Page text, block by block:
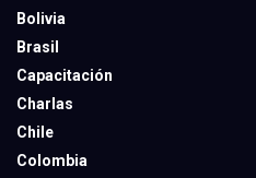
Bolivia
Brasil
Capacitación
Charlas
Chile
Colombia